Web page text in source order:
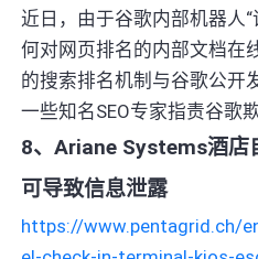
近日，由于谷歌内部机器人
何对网页排名的内部文档在
的搜索排名机制与谷歌公开
一些知名SEO专家指责谷歌
8、Ariane Systems酒店
可导致信息泄露
https://www.pentagrid.ch/